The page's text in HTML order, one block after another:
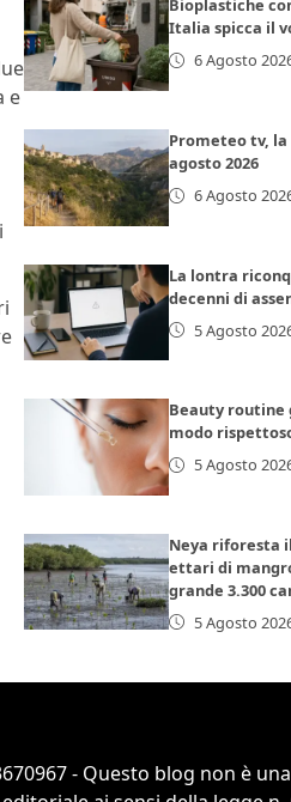
e
Bioplastiche
Italia spicca il
6 Agosto
Prometeo tv,
agosto 2026
6 Agosto
La lontra
decenni di
5 Agosto
Beauty routine
modo
5 Agosto
Neya riforesta
ettari di
grande 3.300
5 Agosto
- Questo blog non è